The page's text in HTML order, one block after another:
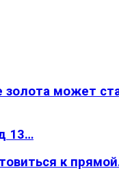
может
13…
к